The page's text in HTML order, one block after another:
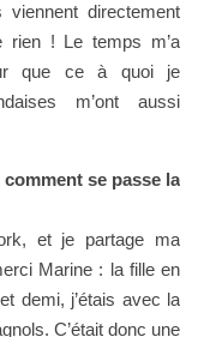
directement
rien ! Le temps m’a
que ce à quoi je
m’ont aussi
se passe la
et je partage ma
Marine : la fille en
demi, j’étais avec la
C’était donc une